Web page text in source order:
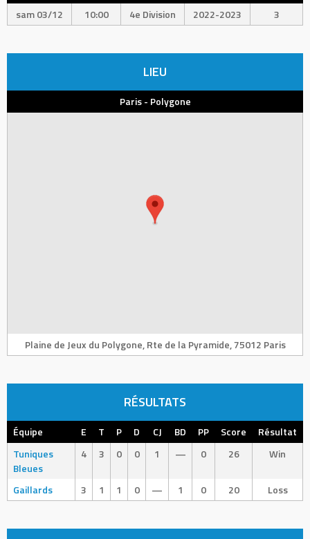
sam 03/12
10:00 4e Division 2022-2023 3
LIEU
Paris - Polygone
Plaine de Jeux du Polygone, Rte de la Pyramide, 75012 Paris
RÉSULTATS
Équipe E T P D CJ BD PP Score
Résultat
Tuniques
Bleues
4 3 0 0 1 — 0 26 Win
Gaillards 3 1 1 0 — 1 0 20 Loss